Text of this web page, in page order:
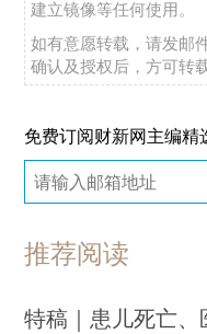
建立镜像等任何使用。
如有意愿转载，请发邮
确认及授权后，方可转载
免费订阅财新网主编精
推荐阅读
特稿｜患儿死亡、